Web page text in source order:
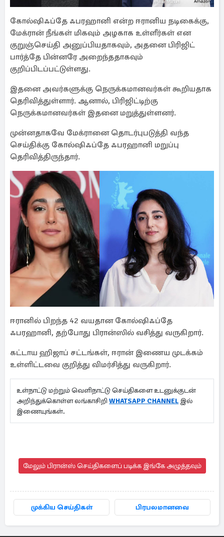
கோல்ஷிஃப்தே ஃபரஹானி என்ற ஈரானிய நடிகைக்கு,
மேக்ரான் நீங்கள் மிகவும் அழகாக உள்ளீர்கள் என
குறுஞ்செய்தி அனுப்பியதாகவும், அதனை பிரிஜிட்
பார்த்தே பின்னரே அறைந்ததாகவும்
குறிப்பிடப்பட்டுள்ளது.
இதனை அவர்களுக்கு நெருக்கமானவர்கள் கூறியதாக
தெரிவித்துள்ளார். ஆனால், பிரிஜிட்டிற்கு
நெருக்கமானவர்கள் இதனை மறுத்துள்ளனர்.
முன்னதாகவே மேக்ரானை தொடர்புபடுத்தி வந்த
செய்திக்கு கோல்ஷிஃப்தே ஃபரஹானி மறுப்பு
தெரிவித்திருந்தார்.
ஈரானில் பிறந்த 42 வயதான கோல்ஷிஃப்தே
ஃபரஹானி, தற்போது பிரான்ஸில் வசித்து வருகிறார்.
கட்டாய ஹிஜாப் சட்டங்கள், ஈரான் இணைய முடக்கம்
உள்ளிட்டவை குறித்து விமர்சித்து வருகிறார்.
உள்நாட்டு மற்றும் வெளிநாட்டு செய்திகளை உடனுக்குடன்
அறிந்துக்கொள்ள லங்காசிறி WHATSAPP CHANNEL இல்
இணையுங்கள்.
மேலும் பிரான்ஸ் செய்திகளைப் படிக்க இங்கே அழுத்தவும்
முக்கிய செய்திகள் பிரபலமானவை